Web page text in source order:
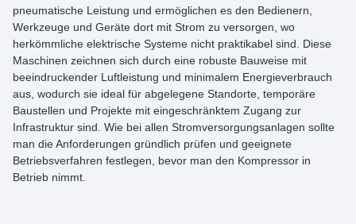
pneumatische Leistung und ermöglichen es den Bedienern,
Werkzeuge und Geräte dort mit Strom zu versorgen, wo
herkömmliche elektrische Systeme nicht praktikabel sind. Diese
Maschinen zeichnen sich durch eine robuste Bauweise mit
beeindruckender Luftleistung und minimalem Energieverbrauch
aus, wodurch sie ideal für abgelegene Standorte, temporäre
Baustellen und Projekte mit eingeschränktem Zugang zur
Infrastruktur sind. Wie bei allen Stromversorgungsanlagen sollte
man die Anforderungen gründlich prüfen und geeignete
Betriebsverfahren festlegen, bevor man den Kompressor in
Betrieb nimmt.